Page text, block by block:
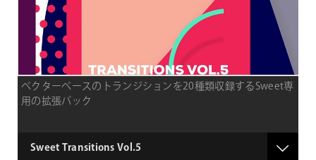
ベクターベースのトランジションを20種類収録するSweet専
用の拡張パック
product